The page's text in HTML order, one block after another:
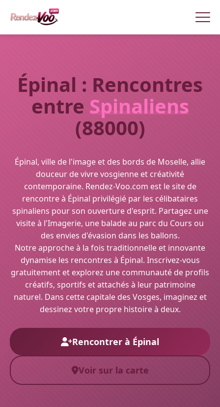
Épinal : Rencontres
entre Spinaliens
(88000)
Épinal, ville de l'image et des bords de Moselle, allie
douceur de vivre vosgienne et créativité
contemporaine. Rendez-Voo.com est le site de
rencontre à Épinal privilégié par les célibataires
spinaliens pour son ouverture d'esprit. Partagez une
visite à l'Imagerie, une balade au parc du Cours ou
des envies d'évasion dans les ballons.
Notre approche à la fois traditionnelle et innovante
dynamise les rencontres à Épinal. Inscrivez-vous
gratuitement et explorez une communauté de profils
créatifs, sportifs et attachés à leur patrimoine
naturel. Dans cette capitale des Vosges, imaginez et
dessinez votre propre histoire à deux.
Rencontrer à Épinal
Voir sur la carte